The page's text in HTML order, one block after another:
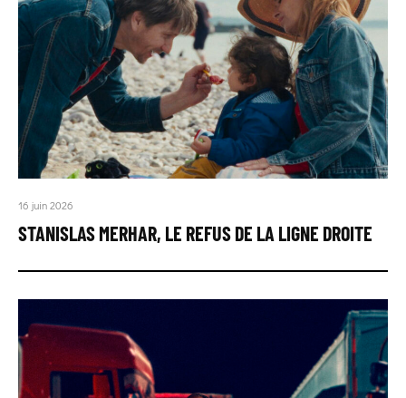
16 juin 2026
STANISLAS MERHAR, LE REFUS DE LA LIGNE DROITE